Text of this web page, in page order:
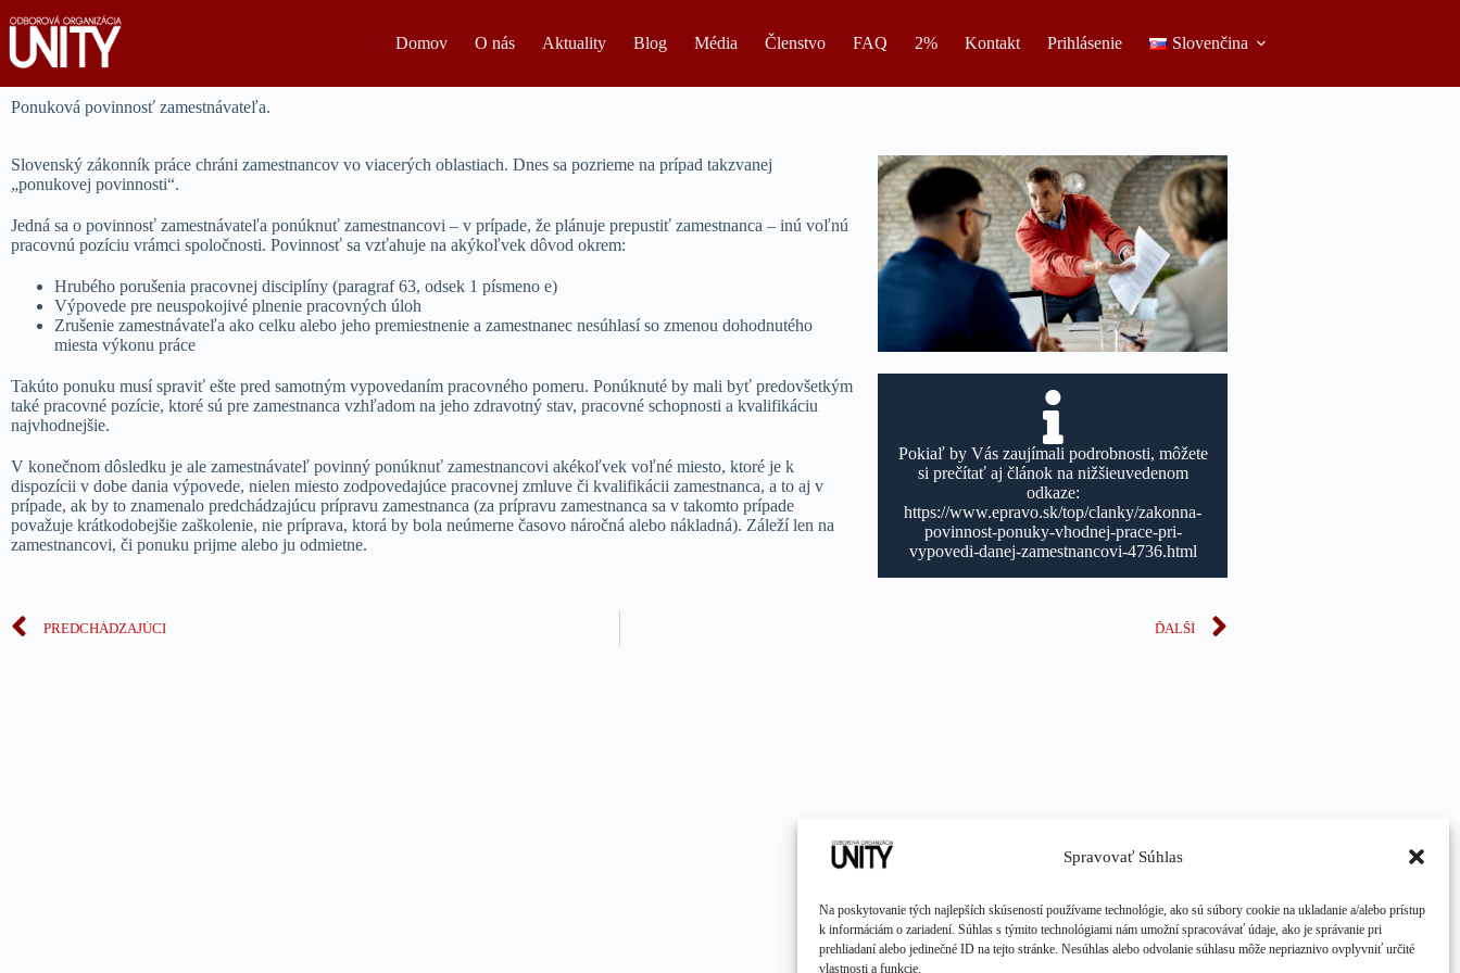
Spravovať Súhlas
Na poskytovanie tých najlepších skúseností používame technológie, ako sú súbory cookie na ukladanie a/alebo prístup
k informáciám o zariadení. Súhlas s týmito technológiami nám umožní spracovávať údaje, ako je správanie pri
prehliadaní alebo jedinečné ID na tejto stránke. Nesúhlas alebo odvolanie súhlasu môže nepriaznivo ovplyvniť určité
vlastnosti a funkcie.
Domov O nás Aktuality Blog Média Členstvo FAQ 2% Kontakt Prihlásenie Slovenčina
Ponuková povinnosť zamestnávateľa.
Slovenský zákonník práce chráni zamestnancov vo viacerých oblastiach. Dnes sa pozrieme na prípad takzvanej
„ponukovej povinnosti“.
Jedná sa o povinnosť zamestnávateľa ponúknuť zamestnancovi – v prípade, že plánuje prepustiť zamestnanca – inú voľnú
pracovnú pozíciu vrámci spoločnosti. Povinnosť sa vzťahuje na akýkoľvek dôvod okrem:
Hrubého porušenia pracovnej disciplíny (paragraf 63, odsek 1 písmeno e)
Výpovede pre neuspokojivé plnenie pracovných úloh
Zrušenie zamestnávateľa ako celku alebo jeho premiestnenie a zamestnanec nesúhlasí so zmenou dohodnutého
miesta výkonu práce
Takúto ponuku musí spraviť ešte pred samotným vypovedaním pracovného pomeru. Ponúknuté by mali byť predovšetkým
také pracovné pozície, ktoré sú pre zamestnanca vzhľadom na jeho zdravotný stav, pracovné schopnosti a kvalifikáciu
najvhodnejšie.
V konečnom dôsledku je ale zamestnávateľ povinný ponúknuť zamestnancovi akékoľvek voľné miesto, ktoré je k
dispozícii v dobe dania výpovede, nielen miesto zodpovedajúce pracovnej zmluve či kvalifikácii zamestnanca, a to aj v
prípade, ak by to znamenalo predchádzajúcu prípravu zamestnanca (za prípravu zamestnanca sa v takomto prípade
považuje krátkodobejšie zaškolenie, nie príprava, ktorá by bola neúmerne časovo náročná alebo nákladná). Záleží len na
zamestnancovi, či ponuku prijme alebo ju odmietne.
Pokiaľ by Vás zaujímali podrobnosti, môžete
si prečítať aj článok na nižšieuvedenom
odkaze:
https://www.epravo.sk/top/clanky/zakonna-
povinnost-ponuky-vhodnej-prace-pri-
vypovedi-danej-zamestnancovi-4736.html
PREDCHÁDZAJÚCI ĎALŠÍ